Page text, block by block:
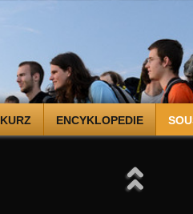
KURZ ENCYKLOPEDIE